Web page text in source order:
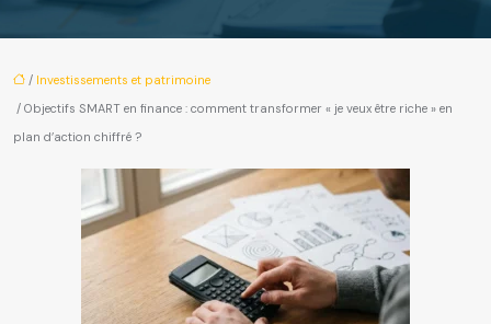
/ Investissements et patrimoine
/ Objectifs SMART en finance : comment transformer « je veux être riche » en
plan d’action chiffré ?